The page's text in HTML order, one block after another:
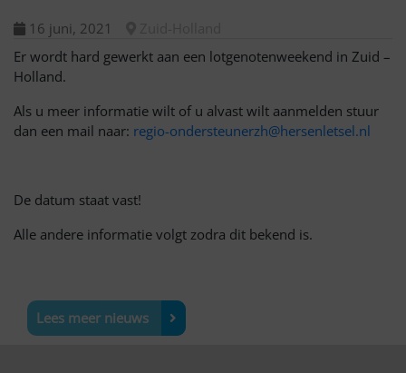
16 juni, 2021
Er wordt hard gewerkt aan een lotgenotenweekend in Zuid –
Holland.
Als u meer informatie wilt of u alvast wilt aanmelden stuur
dan een mail naar: regio-ondersteunerzh@hersenletsel.nl
De datum staat vast!
Alle andere informatie volgt zodra dit bekend is.
Lees meer nieuws